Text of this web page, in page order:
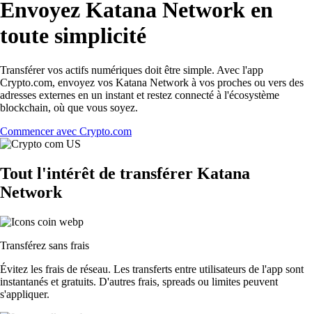
Envoyez Katana Network en
toute simplicité
Transférer vos actifs numériques doit être simple. Avec l'app
Crypto.com, envoyez vos Katana Network à vos proches ou vers des
adresses externes en un instant et restez connecté à l'écosystème
blockchain, où que vous soyez.
Commencer avec Crypto.com
Tout l'intérêt de transférer Katana
Network
Transférez sans frais
Évitez les frais de réseau. Les transferts entre utilisateurs de l'app sont
instantanés et gratuits. D'autres frais, spreads ou limites peuvent
s'appliquer.